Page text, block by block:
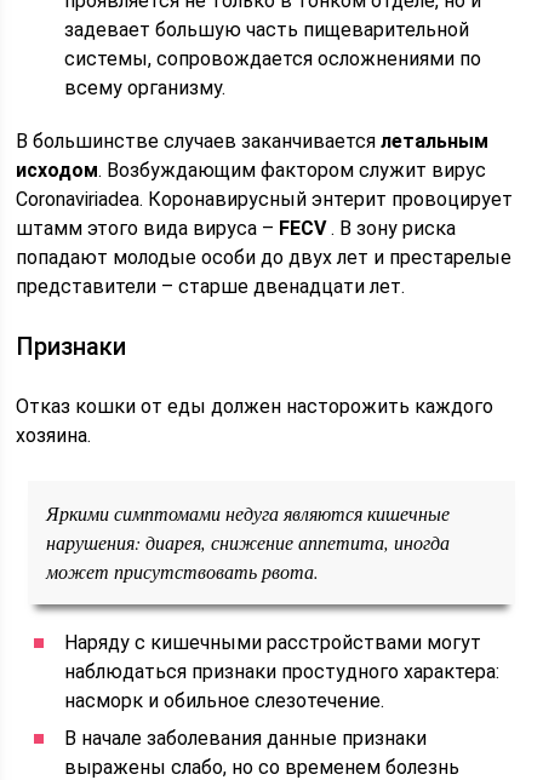
задевает большую часть пищеварительной
системы, сопровождается осложнениями по
всему организму.
В большинстве случаев заканчиваетсялетальным
исходом. Возбуждающим фактором служит вирус
Coronaviriadea. Коронавирусный энтерит провоцирует
штамм этого вида вируса – FECV. В зону риска
попадают молодые особи до двух лет и престарелые
представители – старше двенадцати лет.
Признаки
Отказ кошки от еды должен насторожить каждого
хозяина.
Яркими симптомами недуга являются кишечные
нарушения: диарея, снижение аппетита, иногда
может присутствовать рвота.
Наряду с кишечными расстройствами могут
наблюдаться признаки простудного характера:
насморк и обильное слезотечение.
В начале заболевания данные признаки
выражены слабо, но со временем болезнь